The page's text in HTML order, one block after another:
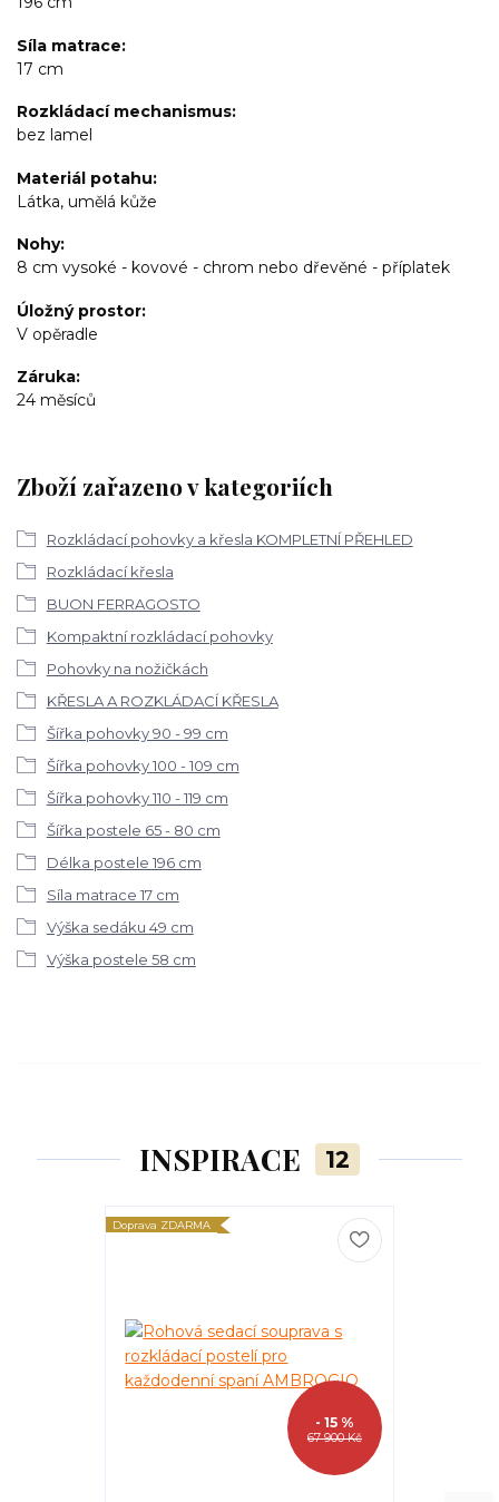
Síla matrace
17 cm
Rozkládací mechanismus
bez lamel
Materiál potahu
Látka, umělá kůže
Nohy
8 cm vysoké - kovové - chrom nebo dřevěné - příplatek
Úložný prostor
V opěradle
Záruka
24 měsíců
Zboží zařazeno v kategoriích
Rozkládací pohovky a křesla KOMPLETNÍ PŘEHLED
Rozkládací křesla
BUON FERRAGOSTO
Kompaktní rozkládací pohovky
Pohovky na nožičkách
KŘESLA A ROZKLÁDACÍ KŘESLA
Šířka pohovky 90 - 99 cm
Šířka pohovky 100 - 109 cm
Šířka pohovky 110 - 119 cm
Šířka postele 65 - 80 cm
Délka postele 196 cm
Síla matrace 17 cm
Výška sedáku 49 cm
Výška postele 58 cm
INSPIRACE 12
Doprava ZDARMA
67 900 Kč
- 15 %